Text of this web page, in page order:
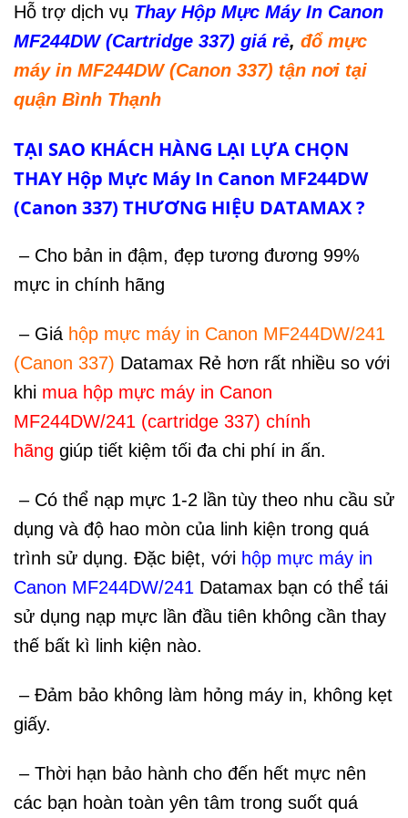
Hỗ trợ dịch vụ ThayHộp Mực Máy In Canon
MF244DW (Cartridge 337) giá rẻ, đổ mực
máy in MF244DW (Canon 337) tận nơi tại
quận Bình Thạnh
TẠI SAO KHÁCH HÀNG LẠI LỰA CHỌN
THAY Hộp Mực Máy In Canon MF244DW
(Canon 337) THƯƠNG HIỆU DATAMAX ?
– Cho bản in đậm, đẹp tương đương 99%
mực in chính hãng
– Giá hộp mực máy in Canon MF244DW/241
(Canon 337) Datamax Rẻ hơn rất nhiều so với
khi mua hộp mực máy in Canon
MF244DW/241 (cartridge 337) chính
hãng giúp tiết kiệm tối đa chi phí in ấn.
– Có thể nạp mực 1-2 lần tùy theo nhu cầu sử
dụng và độ hao mòn của linh kiện trong quá
trình sử dụng. Đặc biệt, với hộp mực máy in
Canon MF244DW/241 Datamax bạn có thể tái
sử dụng nạp mực lần đầu tiên không cần thay
thế bất kì linh kiện nào.
– Đảm bảo không làm hỏng máy in, không kẹt
giấy.
– Thời hạn bảo hành cho đến hết mực nên
các bạn hoàn toàn yên tâm trong suốt quá